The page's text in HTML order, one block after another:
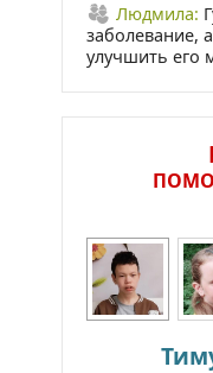
Людмила:
заболевание,
улучшить его